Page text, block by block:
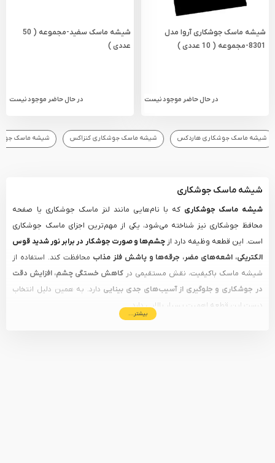
شیشه ماسک جوشکاری آروا مدل
8301-مجموعه ( 10 عددی )
در حال حاضر موجود نیست
شیشه ماسک سفید-مجموعه ( 50
عددی )
در حال حاضر موجود نیست
شیشه ماسک جوشکاری کنزاکس شیشه ماسک جوشکاری آروا شیشه ماسک
شیشه ماسک جوشکاری
شیشه ماسک جوشکاری که با نام‌هایی مانند لنز ماسک جوشکاری یا صفحه
محافظ جوشکاری نیز شناخته می‌شود، یکی از مهم‌ترین اجزای ماسک جوشکاری
است. این قطعه وظیفه دارد از چشم‌ها و صورت جوشکار در برابر نور شدید قوس
الکتریکی، اشعه‌های مضر، جرقه‌ها و پاشش فلز مذاب محافظت کند. استفاده از
شیشه ماسک باکیفیت، نقش مستقیمی در کاهش خستگی چشم، افزایش دقت
در جوشکاری و جلوگیری از آسیب‌های جدی بینایی دارد. به همین دلیل انتخاب
درست این قطعه اهمیت بسیار بالایی دارد.
بیشتر...